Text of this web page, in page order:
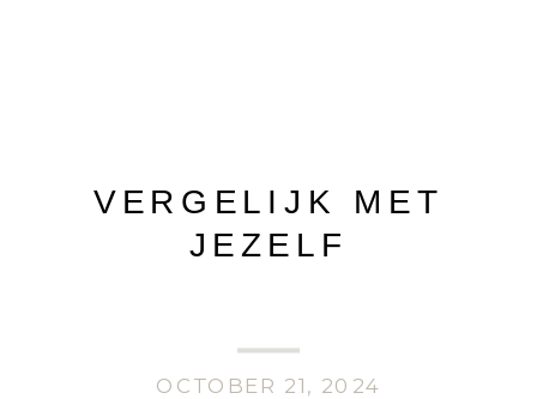
OCTOBER 21, 2024
VERGELIJK MET
JEZELF